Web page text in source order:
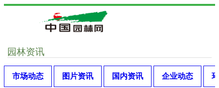
园林资讯
市场动态 图片资讯 国内资讯 企业动态